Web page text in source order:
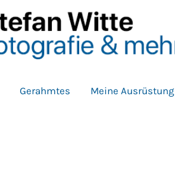
Gerahmtes Meine Ausrüstung